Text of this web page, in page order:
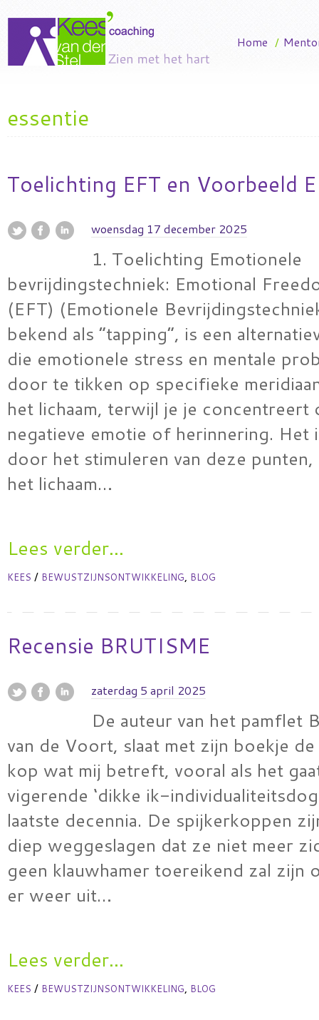
Home /
essentie
Toelichting EFT en Voorbeeld
woensdag 17 december 2025
1. Toelichting Emotionele
bevrijdingstechniek: Emotional
(EFT) (Emotionele
bekend als “tapping”, is een
die emotionele stress en mentale
door te tikken op specifieke
het lichaam, terwijl je je concentreert
negatieve emotie of herinnering. Het
door het stimuleren van deze
het lichaam…
Lees verder...
KEES / BEWUSTZIJNSONTWIKKELING, BLOG
Recensie BRUTISME
zaterdag 5 april 2025
De auteur van het pamflet
van de Voort, slaat met zijn boekje
kop wat mij betreft, vooral als het
vigerende ‘dikke ik-
laatste decennia. De spijkerkoppen
diep weggeslagen dat ze niet meer
geen klauwhamer toereikend zal zijn
er weer uit…
Lees verder...
KEES / BEWUSTZIJNSONTWIKKELING, BLOG